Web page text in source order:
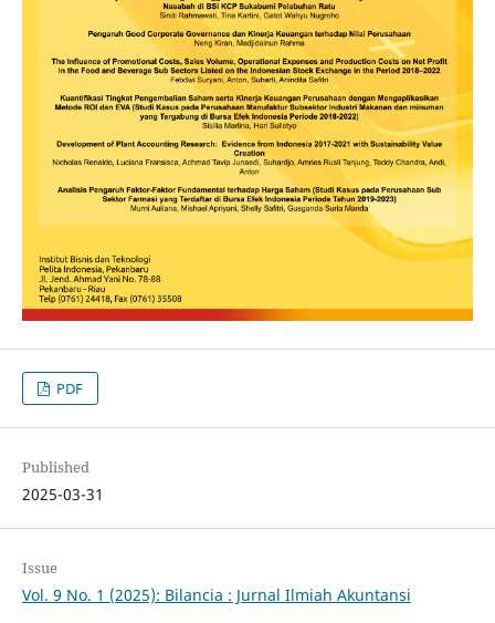
PDF
Published
2025-03-31
Issue
Vol. 9 No. 1 (2025): Bilancia : Jurnal Ilmiah Akuntansi